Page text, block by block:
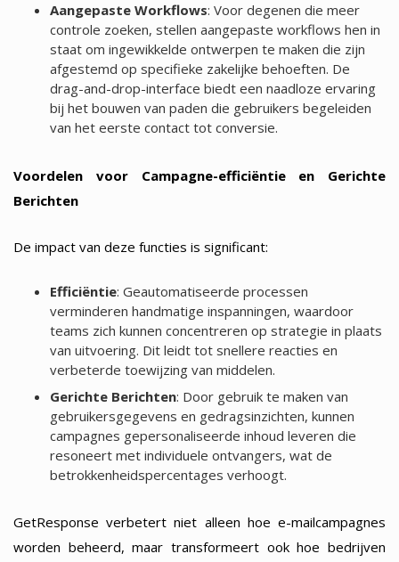
Aangepaste Workflows: Voor degenen die meer
controle zoeken, stellen aangepaste workflows hen in
staat om ingewikkelde ontwerpen te maken die zijn
afgestemd op specifieke zakelijke behoeften. De
drag-and-drop-interface biedt een naadloze ervaring
bij het bouwen van paden die gebruikers begeleiden
van het eerste contact tot conversie.
Voordelen voor Campagne-efficiëntie en Gerichte
Berichten
De impact van deze functies is significant:
Efficiëntie: Geautomatiseerde processen
verminderen handmatige inspanningen, waardoor
teams zich kunnen concentreren op strategie in plaats
van uitvoering. Dit leidt tot snellere reacties en
verbeterde toewijzing van middelen.
Gerichte Berichten: Door gebruik te maken van
gebruikersgegevens en gedragsinzichten, kunnen
campagnes gepersonaliseerde inhoud leveren die
resoneert met individuele ontvangers, wat de
betrokkenheidspercentages verhoogt.
GetResponse verbetert niet alleen hoe e-mailcampagnes
worden beheerd, maar transformeert ook hoe bedrijven